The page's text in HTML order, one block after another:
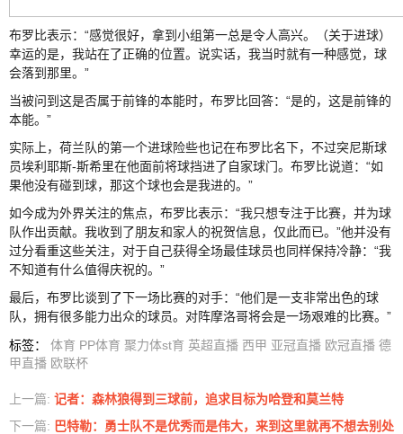
布罗比表示： “感觉很好，拿到小组第一总是令人高兴。（关于进球）
幸运的是，我站在了正确的位置。说实话，我当时就有一种感觉，球
会落到那里。”
当被问到这是否属于前锋的本能时，布罗比回答：“是的，这是前锋的
本能。”
实际上，荷兰队的第一个进球险些也记在布罗比名下，不过突尼斯球
员埃利耶斯-斯希里在他面前将球挡进了自家球门。布罗比说道：“如
果他没有碰到球，那这个球也会是我进的。”
如今成为外界关注的焦点，布罗比表示：“我只想专注于比赛，并为球
队作出贡献。我收到了朋友和家人的祝贺信息，仅此而已。”他并没有
过分看重这些关注，对于自己获得全场最佳球员也同样保持冷静：“我
不知道有什么值得庆祝的。”
最后，布罗比谈到了下一场比赛的对手：“他们是一支非常出色的球
队，拥有很多能力出众的球员。对阵摩洛哥将会是一场艰难的比赛。”
标签： 体育 PP体育 聚力体st育 英超直播 西甲 亚冠直播 欧冠直播 德
甲直播 欧联杯
上一篇: 记者：森林狼得到三球前，追求目标为哈登和莫兰特
下一篇: 巴特勒：勇士队不是优秀而是伟大，来到这里就再不想去别处